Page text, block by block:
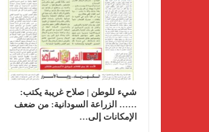
شيء للوطن | صلاح غريبة يكتب:
…… الزراعة السودانية: من ضعف
الإمكانات إلى…